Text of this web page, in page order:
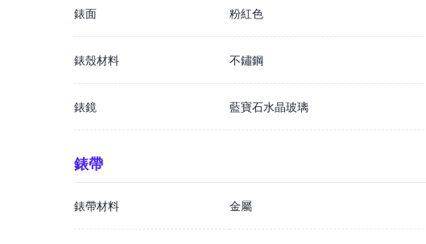
錶面 粉紅色
錶殼材料 不鏽鋼
錶鏡 藍寶石水晶玻璃
錶帶
錶帶材料 金屬